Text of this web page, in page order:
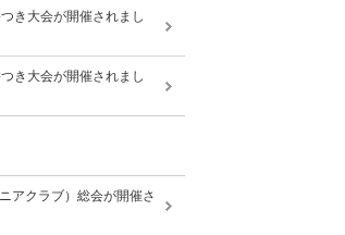
き大会が開催されまし
き大会が開催されまし
アクラブ）総会が開催さ